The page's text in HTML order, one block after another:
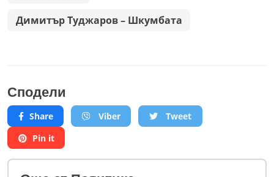
Димитър Туджаров – Шкумбата
Сподели
Share Viber
Tweet
Pin it